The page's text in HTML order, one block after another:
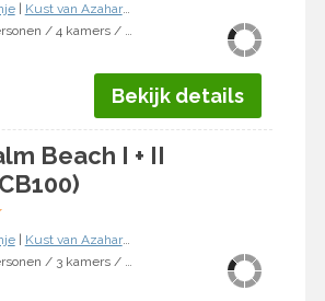
| Kust van Azahar|
6 personen / 4 kamers / 3 slaapkamers
Bekijk details
Beach I + II
| Kust van Azahar|
6 personen / 3 kamers / 2 slaapkamers